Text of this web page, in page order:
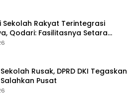
Sekolah Rakyat Terintegrasi
Qodari: Fasilitasnya Setara
Terbaik
Rusak, DPRD DKI Tegaskan
Pusat